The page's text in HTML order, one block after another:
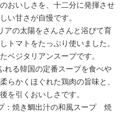
おいしさを、十二分に発揮させ
い甘さが自慢です。
アの太陽をさんさんと浴びて育
トマトをたっぷり使いました。
ベジタリアンスープです。
れる韓国の定番スープを食べや
らかくほぐれた鶏肉の旨味と、
を引くおいしさです。
：焼き鯛出汁の和風スープ 焼